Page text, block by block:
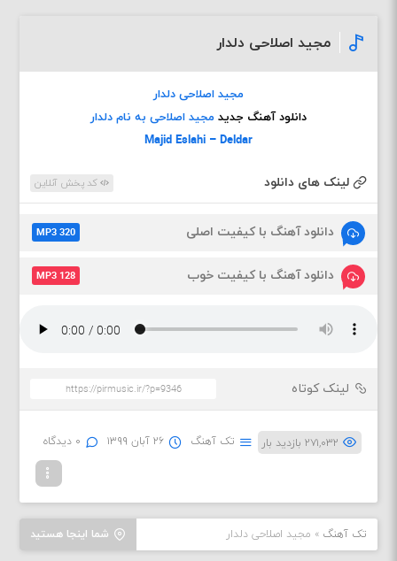
مجید اصلاحی دلدار
مجید اصلاحی دلدار
دانلود آهنگ جدید مجید اصلاحی به نام دلدار
Majid Eslahi – Deldar
لینک های دانلود کد پخش آنلاین
دانلود آهنگ با کیفیت اصلی MP3 320
دانلود آهنگ با کیفیت خوب MP3 128
لینک کوتاه
۲۷۱,۰۳۲ بازدید بار تک آهنگ ۲۶ آبان ۱۳۹۹ ۰ دیدگاه
شما اینجا هستید تک آهنگ » مجید اصلاحی دلدار